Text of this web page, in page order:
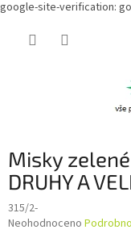
google-site-verification:
Misky
DRUHY A
315/2-
Průměrné
Neohodnoceno